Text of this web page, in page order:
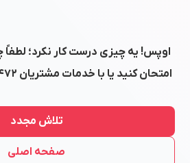
اوپس! یه چیزی درست کار نکرد؛ لطفاً
امتحان کنید یا با خدمات مشتریان
تلاش مجدد
صفحه اصلی